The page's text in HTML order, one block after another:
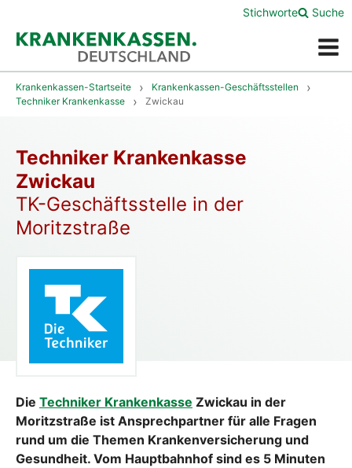
Menü
Stichworte Suche
Krankenkassen-Startseite
Krankenkassen-Geschäftsstellen
Techniker Krankenkasse
Zwickau
Techniker Krankenkasse
Zwickau
TK-Geschäftsstelle in der
Moritzstraße
Die Techniker Krankenkasse Zwickau in der
Moritzstraße ist Ansprechpartner für alle Fragen
rund um die Themen Krankenversicherung und
Gesundheit. Vom Hauptbahnhof sind es 5 Minuten